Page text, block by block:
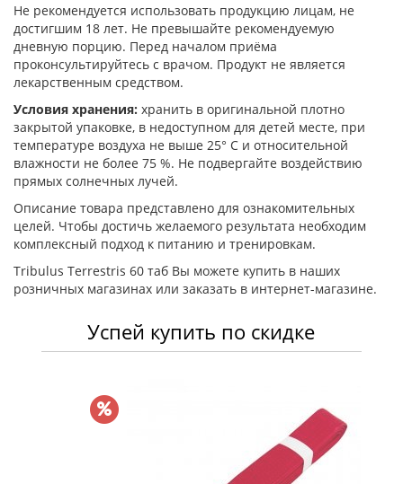
Не рекомендуется использовать продукцию лицам, не
достигшим 18 лет. Не превышайте рекомендуемую
дневную порцию. Перед началом приёма
проконсультируйтесь с врачом. Продукт не является
лекарственным средством.
Условия хранения: хранить в оригинальной плотно
закрытой упаковке, в недоступном для детей месте, при
температуре воздуха не выше 25° С и относительной
влажности не более 75 %. Не подвергайте воздействию
прямых солнечных лучей.
Описание товара представлено для ознакомительных
целей. Чтобы достичь желаемого результата необходим
комплексный подход к питанию и тренировкам.
Tribulus Terrestris 60 таб Вы можете купить в наших
розничных магазинах или заказать в интернет-магазине.
Успей купить по скидке